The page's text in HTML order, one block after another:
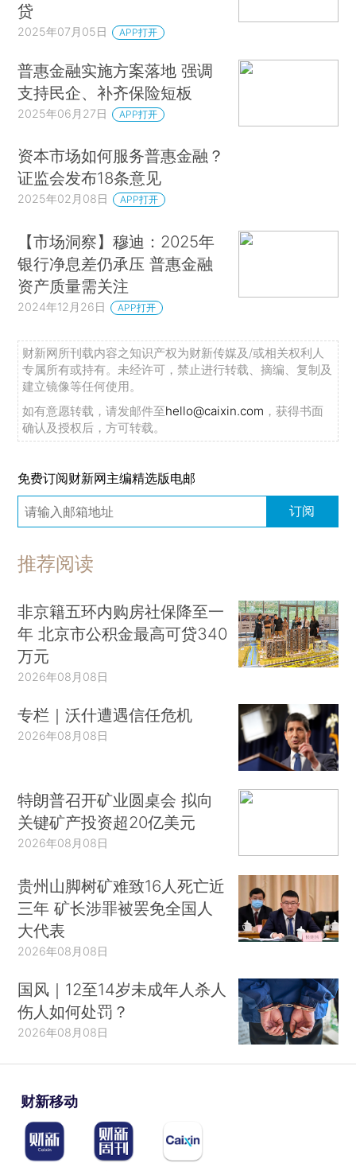
贷
2025年07月05日 APP打开
普惠金融实施方案落地 强调
支持民企、补齐保险短板
2025年06月27日 APP打开
资本市场如何服务普惠金融？
证监会发布18条意见
2025年02月08日 APP打开
【市场洞察】穆迪：2025年
银行净息差仍承压 普惠金融
资产质量需关注
2024年12月26日 APP打开
财新网所刊载内容之知识产权为财新传媒及/或相关权利人
专属所有或持有。未经许可，禁止进行转载、摘编、复制及
建立镜像等任何使用。
如有意愿转载，请发邮件至hello@caixin.com ，获得书面
确认及授权后，方可转载。
免费订阅财新网主编精选版电邮
订阅
推荐阅读
非京籍五环内购房社保降至一
年 北京市公积金最高可贷340
万元
2026年08月08日
专栏｜沃什遭遇信任危机
2026年08月08日
特朗普召开矿业圆桌会 拟向
关键矿产投资超20亿美元
2026年08月08日
贵州山脚树矿难致16人死亡近
三年 矿长涉罪被罢免全国人
大代表
2026年08月08日
国风｜12至14岁未成年人杀人
伤人如何处罚？
2026年08月08日
财新移动